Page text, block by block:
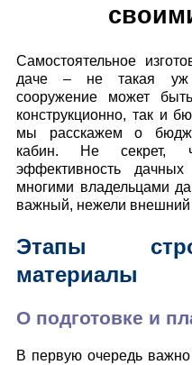
Самостоятельное
даче – не такая уж
сооружение может
конструкционно, так и
мы расскажем о
кабин. Не секрет,
эффективность дачных
многими владельцами
важный, нежели внешний
Этапы
материалы
О подготовке и
В первую очередь